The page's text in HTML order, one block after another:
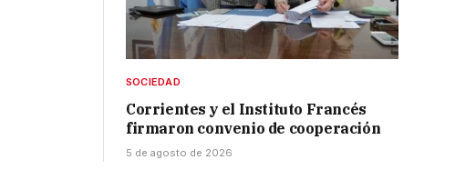
SOCIEDAD
Corrientes y el Instituto Francés
firmaron convenio de cooperación
5 de agosto de 2026